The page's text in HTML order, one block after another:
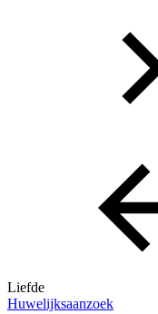
Liefde
Huwelijksaanzoek